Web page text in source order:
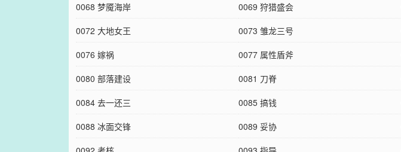
0068 梦魇海岸
0069 狩猎盛会
0072 大地女王
0073 雏龙三号
0076 嫁祸
0077 属性盾斧
0080 部落建设
0081 刀脊
0084 去一还三
0085 搞钱
0088 冰面交锋
0089 妥协